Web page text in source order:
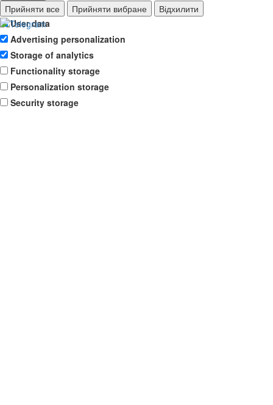
Ad storage
User data
Advertising personalization
Storage of analytics
Functionality storage
Personalization storage
Security storage
Прийняти все Прийняти вибране Відхилити